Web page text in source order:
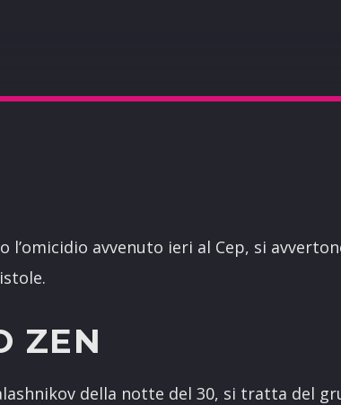
l’omicidio avvenuto ieri al Cep, si
ZEN
della notte del 30, si tratta del